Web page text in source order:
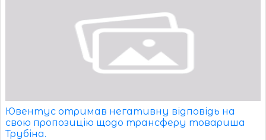
Ювентус отримав негативну відповідь на
свою пропозицію щодо трансферу товариша
Трубіна.